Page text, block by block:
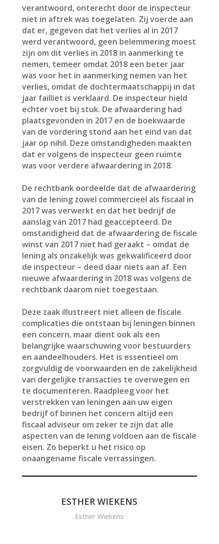
verantwoord, onterecht door de inspecteur
niet in aftrek was toegelaten. Zij voerde aan
dat er, gegeven dat het verlies al in 2017
werd verantwoord, geen belemmering moest
zijn om dit verlies in 2018 in aanmerking te
nemen, temeer omdat 2018 een beter jaar
was voor het in aanmerking nemen van het
verlies, omdat de dochtermaatschappij in dat
jaar failliet is verklaard. De inspecteur hield
echter voet bij stuk. De afwaardering had
plaatsgevonden in 2017 en de boekwaarde
van de vordering stond aan het eind van dat
jaar op nihil. Deze omstandigheden maakten
dat er volgens de inspecteur geen ruimte
was voor verdere afwaardering in 2018.
De rechtbank oordeelde dat de afwaardering
van de lening zowel commercieel als fiscaal in
2017 was verwerkt en dat het bedrijf de
aanslag van 2017 had geaccepteerd. De
omstandigheid dat de afwaardering de fiscale
winst van 2017 niet had geraakt – omdat de
lening als onzakelijk was gekwalificeerd door
de inspecteur – deed daar niets aan af. Een
nieuwe afwaardering in 2018 was volgens de
rechtbank daarom niet toegestaan.
Deze zaak illustreert niet alleen de fiscale
complicaties die ontstaan bij leningen binnen
een concern, maar dient ook als een
belangrijke waarschuwing voor bestuurders
en aandeelhouders. Het is essentieel om
zorgvuldig de voorwaarden en de zakelijkheid
van dergelijke transacties te overwegen en
te documenteren. Raadpleeg voor het
verstrekken van leningen aan uw eigen
bedrijf of binnen het concern altijd een
fiscaal adviseur om zeker te zijn dat alle
aspecten van de lening voldoen aan de fiscale
eisen. Zo beperkt u het risico op
onaangename fiscale verrassingen.
ESTHER WIEKENS
Esther Wiekens